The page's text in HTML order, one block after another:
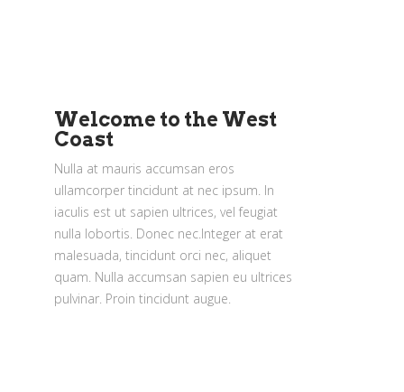
Welcome to the West
Coast
Nulla at mauris accumsan eros
ullamcorper tincidunt at nec ipsum. In
iaculis est ut sapien ultrices, vel feugiat
nulla lobortis. Donec nec.Integer at erat
malesuada, tincidunt orci nec, aliquet
quam. Nulla accumsan sapien eu ultrices
pulvinar. Proin tincidunt augue.